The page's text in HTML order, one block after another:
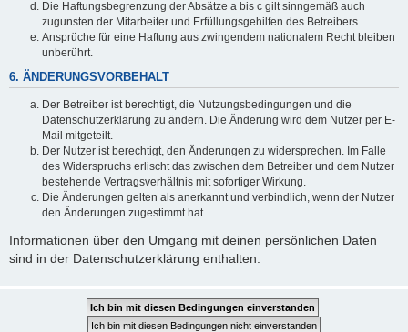
Die Haftungsbegrenzung der Absätze a bis c gilt sinngemäß auch
zugunsten der Mitarbeiter und Erfüllungsgehilfen des Betreibers.
Ansprüche für eine Haftung aus zwingendem nationalem Recht bleiben
unberührt.
6. ÄNDERUNGSVORBEHALT
Der Betreiber ist berechtigt, die Nutzungsbedingungen und die
Datenschutzerklärung zu ändern. Die Änderung wird dem Nutzer per E-
Mail mitgeteilt.
Der Nutzer ist berechtigt, den Änderungen zu widersprechen. Im Falle
des Widerspruchs erlischt das zwischen dem Betreiber und dem Nutzer
bestehende Vertragsverhältnis mit sofortiger Wirkung.
Die Änderungen gelten als anerkannt und verbindlich, wenn der Nutzer
den Änderungen zugestimmt hat.
Informationen über den Umgang mit deinen persönlichen Daten
sind in der Datenschutzerklärung enthalten.